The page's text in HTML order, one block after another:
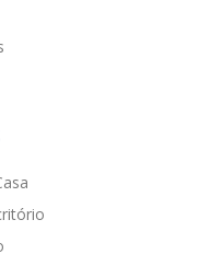
os campos abaixo para